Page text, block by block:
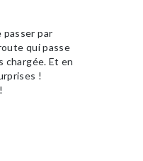
passer par
qui passe
chargée. Et en
!